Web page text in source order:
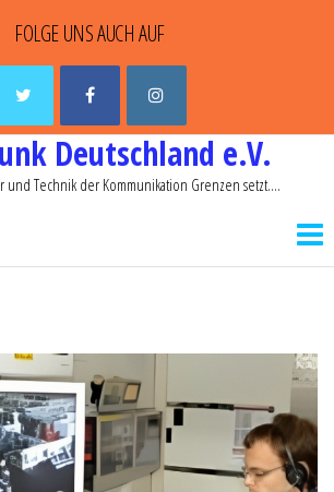
FOLGE UNS AUCH AUF
Deutschland e.V.
und Technik der Kommunikation Grenzen setzt….